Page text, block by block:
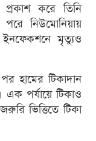
প্রকাশ করে তিনি
নিউমোনিয়ায়
ইনফেকশনে মৃত্যুও
হামের টিকাদান
এক পর্যায়ে টিকাও
ভিত্তিতে টিকা